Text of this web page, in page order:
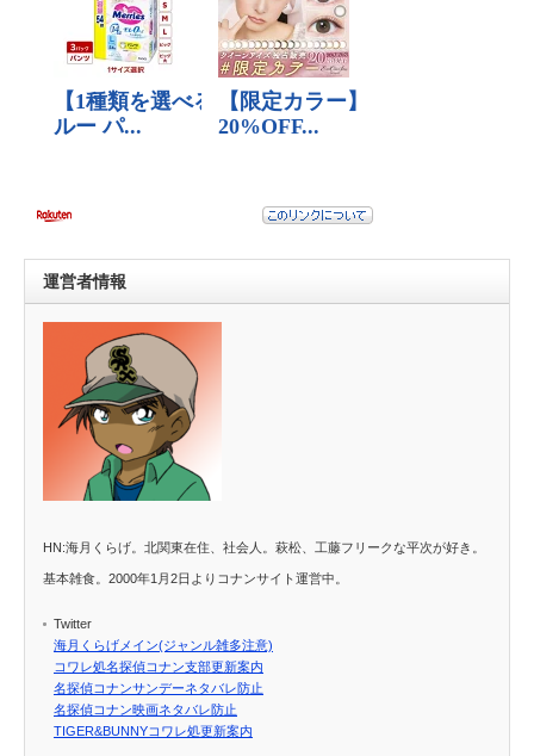
運営者情報
HN:海月くらげ。北関東在住、社会人。萩松、工藤フリークな平次が好き。
基本雑食。2000年1月2日よりコナンサイト運営中。
Twitter
海月くらげメイン(ジャンル雑多注意)
コワレ処名探偵コナン支部更新案内
名探偵コナンサンデーネタバレ防止
名探偵コナン映画ネタバレ防止
TIGER&BUNNYコワレ処更新案内